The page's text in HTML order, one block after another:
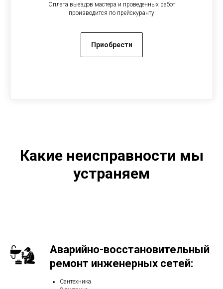
Оплата выездов мастера и проведенных работ
производится по прейскуранту
Приобрести
Какие неисправности мы
устраняем
Аварийно-восстановительный
ремонт инженерных сетей:
Сантехника